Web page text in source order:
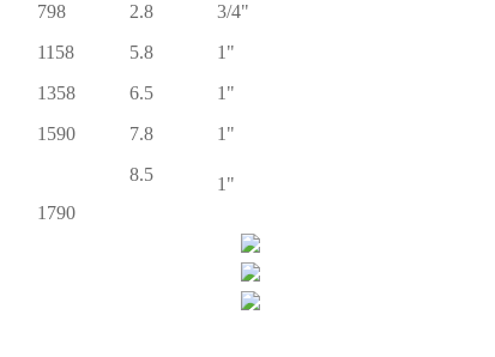
798 2.8
3/4"
1158 5.8
1"
1358 6.5
1"
1590 7.8 1"
1790
8.5 1"